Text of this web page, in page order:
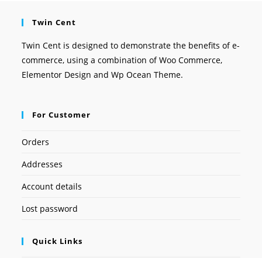
Twin Cent
Twin Cent is designed to demonstrate the benefits of e-
commerce, using a combination of Woo Commerce,
Elementor Design and Wp Ocean Theme.
For Customer
Orders
Addresses
Account details
Lost password
Quick Links